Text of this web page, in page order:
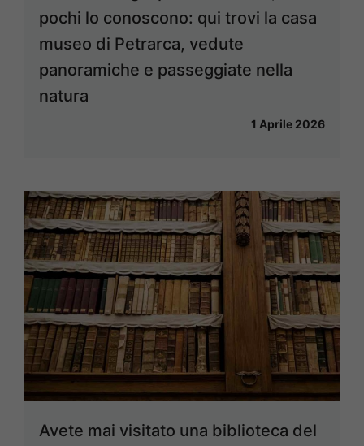
pochi lo conoscono: qui trovi la casa
museo di Petrarca, vedute
panoramiche e passeggiate nella
natura
1 Aprile 2026
Avete mai visitato una biblioteca del